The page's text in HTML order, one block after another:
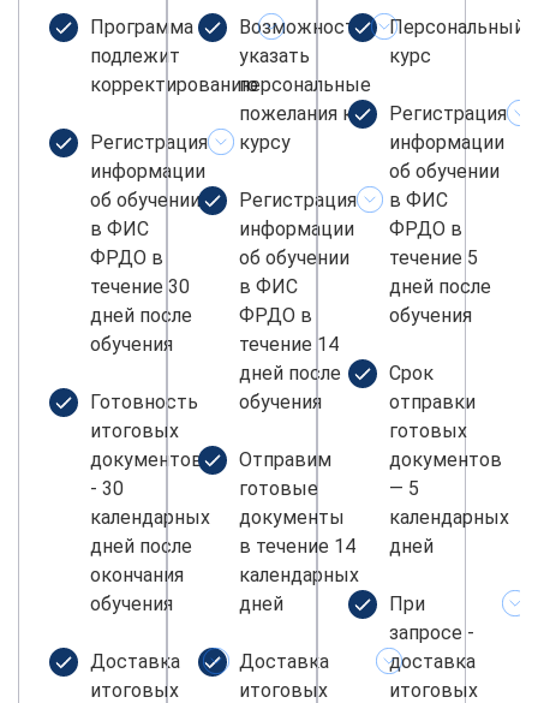
Программа не
подлежит
корректированию
Регистрация
информации
об обучении
в ФИС
ФРДО в
течение 30
дней после
обучения
Готовность
итоговых
документов
- 30
календарных
дней после
окончания
обучения
Доставка
итоговых
Возможность
указать
персональные
пожелания к
курсу
Регистрация
информации
об обучении
в ФИС
ФРДО в
течение 14
дней после
обучения
Отправим
готовые
документы
в течение 14
календарных
дней
Доставка
итоговых
Персональный
курс
Регистрация
информации
об обучении
в ФИС
ФРДО в
течение 5
дней после
обучения
Срок
отправки
готовых
документов
— 5
календарных
дней
При
запросе -
доставка
итоговых